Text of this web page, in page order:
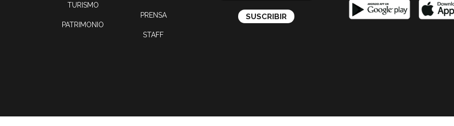
TURISMO
PATRIMONIO
PRENSA
STAFF